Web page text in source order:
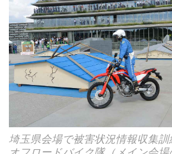
埼玉県会場で被害状況情報収集